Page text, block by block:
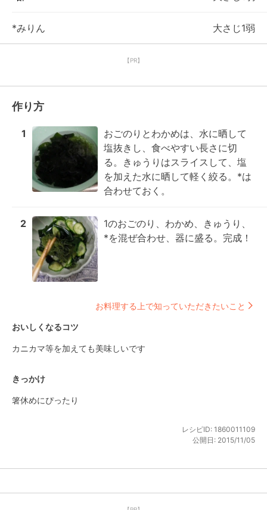
*みりん 大さじ1弱
【PR】
作り方
1
おごのりとわかめは、水に晒して
塩抜きし、食べやすい長さに切
る。きゅうりはスライスして、塩
を加えた水に晒して軽く絞る。*は
合わせておく。
2
1のおごのり、わかめ、きゅうり、
*を混ぜ合わせ、器に盛る。完成！
お料理する上で知っていただきたいこと
おいしくなるコツ
カニカマ等を加えても美味しいです
きっかけ
箸休めにぴったり
レシピID: 1860011109
公開日: 2015/11/05